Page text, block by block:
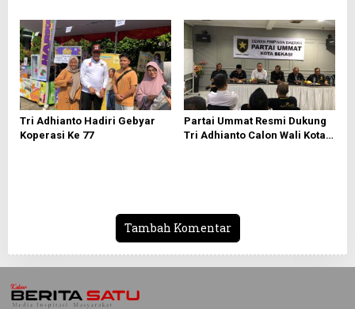
Tri Adhianto Hadiri Gebyar
Koperasi Ke 77
Partai Ummat Resmi Dukung
Tri Adhianto Calon Wali Kota
Tambah Komentar